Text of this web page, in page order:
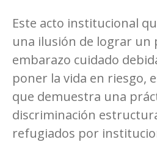
Este acto institucional
una ilusión de lograr un
embarazo cuidado
poner la vida en riesgo,
que demuestra una
discriminación
refugiados por